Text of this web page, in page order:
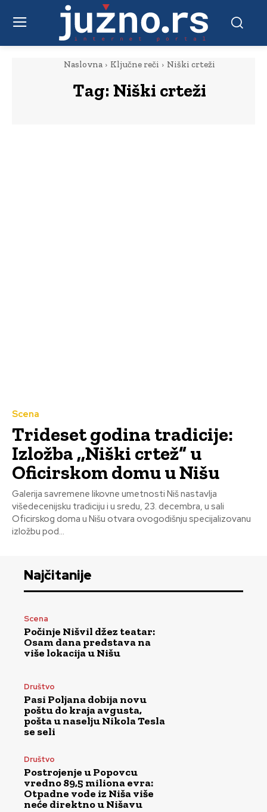
Naslovna Ključne reči Niški crteži
Tag: Niški crteži
Scena
Trideset godina tradicije:
Izložba ,,Niški crtež“ u
Oficirskom domu u Nišu
Galerija savremene likovne umetnosti Niš nastavlja
višedecenijsku tradiciju i u sredu, 23. decembra, u sali
Oficirskog doma u Nišu otvara ovogodišnju specijalizovanu
izložbu pod...
Najčitanije
Scena
Počinje Nišvil džez teatar:
Osam dana predstava na
više lokacija u Nišu
Društvo
Pasi Poljana dobija novu
poštu do kraja avgusta,
pošta u naselju Nikola Tesla
se seli
Društvo
Postrojenje u Popovcu
vredno 89,5 miliona evra:
Otpadne vode iz Niša više
neće direktno u Nišavu